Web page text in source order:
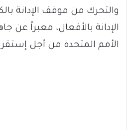
والتحرك من موقف الإدانة
الإدانة بالأفعال، معبراً عن
الأمم المتحدة من أجل